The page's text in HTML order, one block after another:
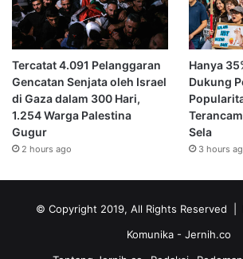
Tercatat 4.091 Pelanggaran
Gencatan Senjata oleh Israel
di Gaza dalam 300 Hari,
1.254 Warga Palestina
Gugur
2 hours ago
Hanya
Dukung
Sela
3 hours
© Copyright 2019, All Rights Reserved |
Komunika - Jernih.co